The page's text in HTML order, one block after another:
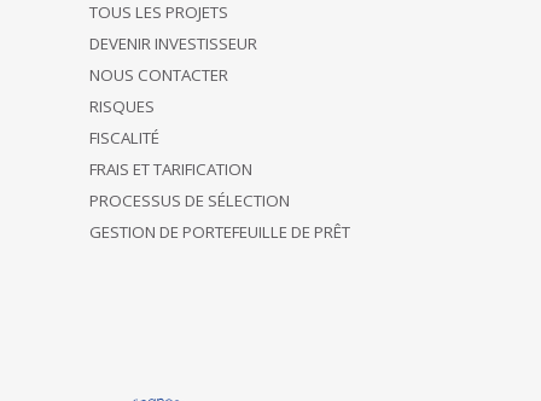
TOUS LES PROJETS
DEVENIR INVESTISSEUR
NOUS CONTACTER
RISQUES
FISCALITÉ
FRAIS ET TARIFICATION
PROCESSUS DE SÉLECTION
GESTION DE PORTEFEUILLE DE PRÊT